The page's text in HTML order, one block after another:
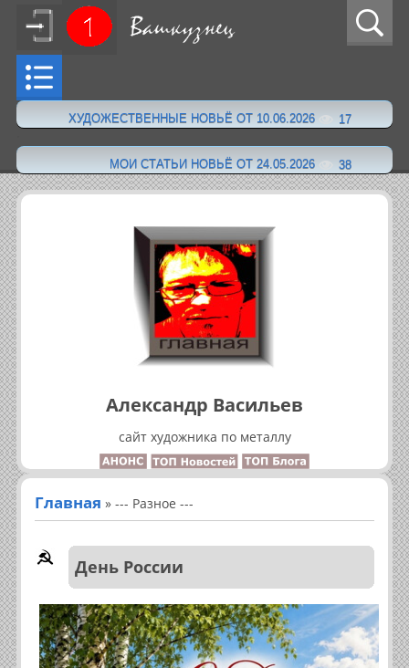
ХУДОЖЕСТВЕННЫЕ НОВЬЁ ОТ 10.06.2026 17
МОИ СТАТЬИ НОВЬЁ ОТ 24.05.2026 38
Александр Васильев
сайт художника по металлу
Главная » --- Разное ---
День России